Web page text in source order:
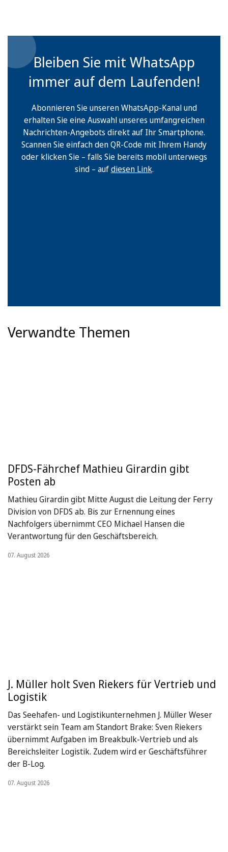
Bleiben Sie mit WhatsApp
immer auf dem Laufenden!
Abonnieren Sie unseren WhatsApp-Kanal und
erhalten Sie eine Auswahl unseres umfangreichen
Nachrichten-Angebots direkt auf Ihr Smartphone.
Scannen Sie einfach den QR-Code mit Ihrem Handy
oder klicken Sie – falls Sie bereits mobil unterwegs
sind – aufdiesen Link.
Verwandte Themen
DFDS-Fährchef Mathieu Girardin gibt
Posten ab
Mathieu Girardin gibt Mitte August die Leitung der Ferry
Division von DFDS ab. Bis zur Ernennung eines
Nachfolgers übernimmt CEO Michael Hansen die
Verantwortung für den Geschäftsbereich.
07. August 2026
J. Müller holt Sven Riekers für Vertrieb und
Logistik
Das Seehafen- und Logistikunternehmen J. Müller Weser
verstärkt sein Team am Standort Brake: Sven Riekers
übernimmt Aufgaben im Breakbulk-Vertrieb und als
Bereichsleiter Logistik. Zudem wird er Geschäftsführer
der B-Log.
07. August 2026